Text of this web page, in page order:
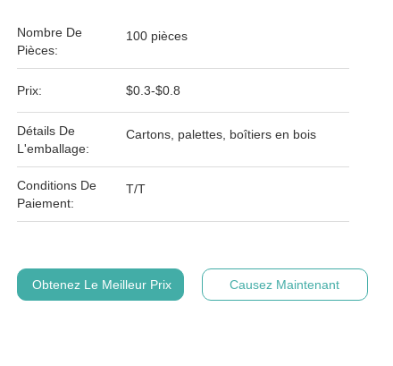
Nombre De
Pièces:
100 pièces
Prix: $0.3-$0.8
Détails De
L'emballage:
Cartons, palettes, boîtiers en bois
Conditions De
Paiement:
T/T
Obtenez Le Meilleur Prix Causez Maintenant